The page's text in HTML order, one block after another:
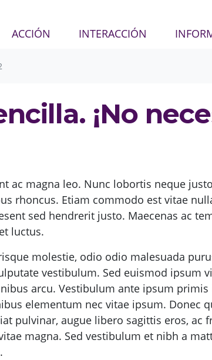
ACCIÓN INTERACCIÓN
¡No
ac magna leo. Nunc lobortis neque
rhoncus. Etiam commodo est vitae
sed hendrerit justo. Maecenas ac
luctus.
molestie, odio odio malesuada
vestibulum. Sed euismod ipsum
arcu. Vestibulum ante ipsum
elementum nec vitae ipsum. Donec
pulvinar, augue libero sagittis eros,
magna. Sed vestibulum et nibh a